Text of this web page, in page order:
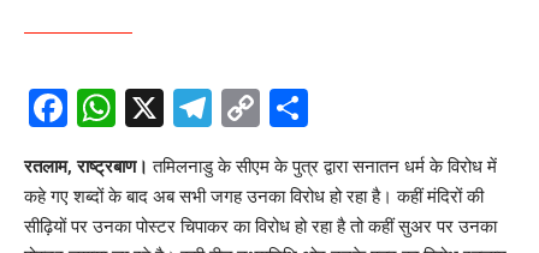
Facebook
WhatsApp
X Telegram
Copy
Link
रतलाम, राष्ट्रबाण। तमिलनाडु के सीएम के पुत्र द्वारा सनातन धर्म के विरोध में
कहे गए शब्दों के बाद अब सभी जगह उनका विरोध हो रहा है। कहीं मंदिरों की
सीढ़ियों पर उनका पोस्टर चिपाकर का विरोध हो रहा है तो कहीं सुअर पर उनका